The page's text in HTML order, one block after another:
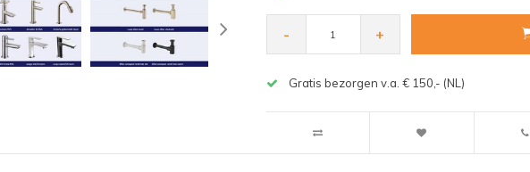
- +
Gratis bezorgen v.a. € 150,- (NL)